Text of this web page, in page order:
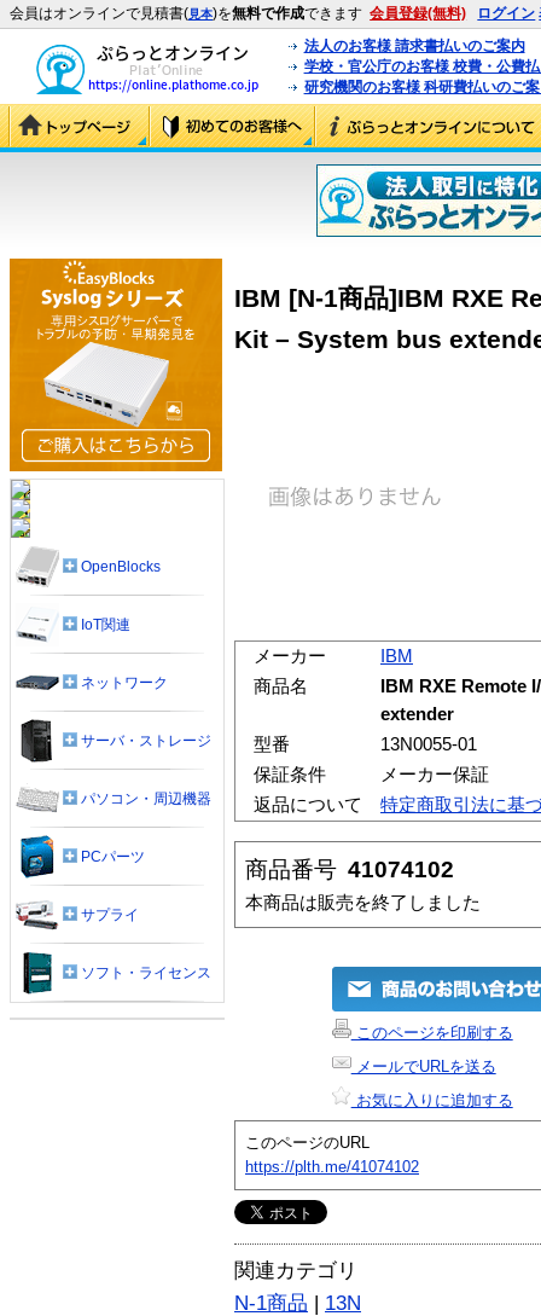
会員はオンラインで見積書(見本)を無料で作成できます 会員登録(無料) ログイン
法人のお客様 請求書払いのご案内
学校・官公庁のお客様 校費・公費
研究機関のお客様 科研費払いのご
IBM [N-1商品]IBM RXE
Kit – System bus
メーカー
IBM
商品名
IBM RXE Remote
extender
型番
13N0055-01
保証条件
メーカー保証
返品について
特定商取引法に基
商品番号 41074102
本商品は販売を終了しました
このページを印刷する
メールでURLを送る
お気に入りに追加する
このページのURL
https://plth.me/41074102
関連カテゴリ
N-1商品 | 13N
OpenBlocks
IoT関連
ネットワーク
サーバ・ストレージ
パソコン・周辺機器
PCパーツ
サプライ
ソフト・ライセンス